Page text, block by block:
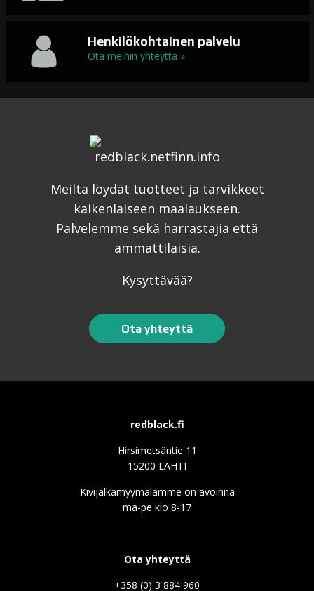
Henkilökohtainen palvelu
Ota meihin yhteyttä »
Meiltä löydät tuotteet ja tarvikkeet
kaikenlaiseen maalaukseen.
Palvelemme sekä harrastajia että
ammattilaisia.
Kysyttävää?
Ota yhteyttä
redblack.fi
Hirsimetsäntie 11
15200 LAHTI
Kivijalkamyymälämme on avoinna
ma-pe klo 8-17
Ota yhteyttä
+358 (0) 3 884 960